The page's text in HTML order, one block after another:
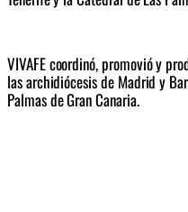
VIVAFE coordinó, promovió y
las archidiócesis de Madrid y
Palmas de Gran Canaria.